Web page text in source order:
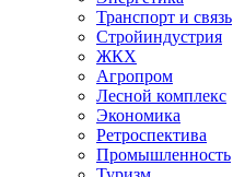
Транспорт и связь
Стройиндустрия
ЖКХ
Агропром
Лесной комплекс
Экономика
Ретроспектива
Промышленность